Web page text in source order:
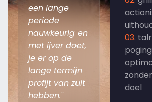
een lange
periode
nauwkeurig en
met ijver doet,
je er op de
lange termijn
profijt van zult
hebben."
03.
doel